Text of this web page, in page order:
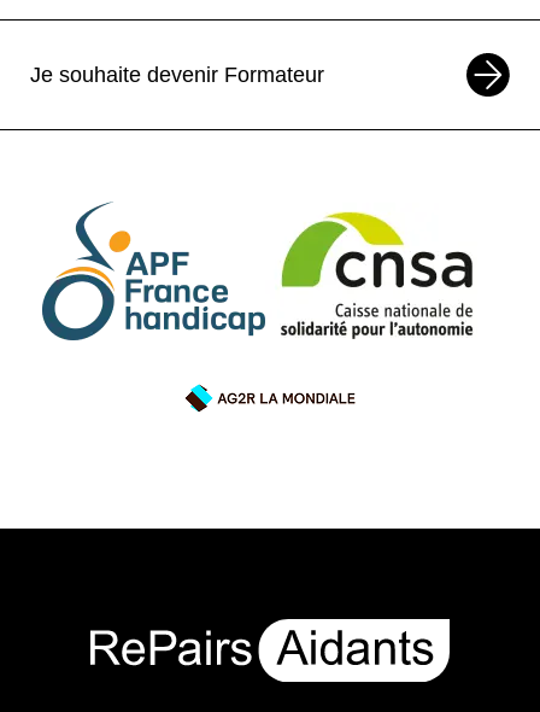
Je souhaite devenir Formateur